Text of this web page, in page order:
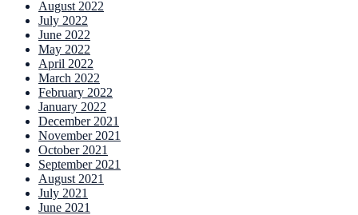
August 2022
July 2022
June 2022
May 2022
April 2022
March 2022
February 2022
January 2022
December 2021
November 2021
October 2021
September 2021
August 2021
July 2021
June 2021